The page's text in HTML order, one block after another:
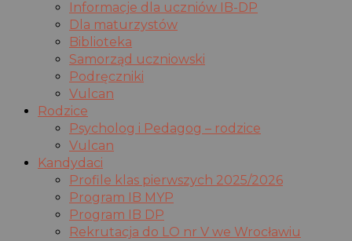
Informacje dla uczniów IB-DP
Dla maturzystów
Biblioteka
Samorząd uczniowski
Podręczniki
Vulcan
Rodzice
Psycholog i Pedagog – rodzice
Vulcan
Kandydaci
Profile klas pierwszych 2025/2026
Program IB MYP
Program IB DP
Rekrutacja do LO nr V we Wrocławiu